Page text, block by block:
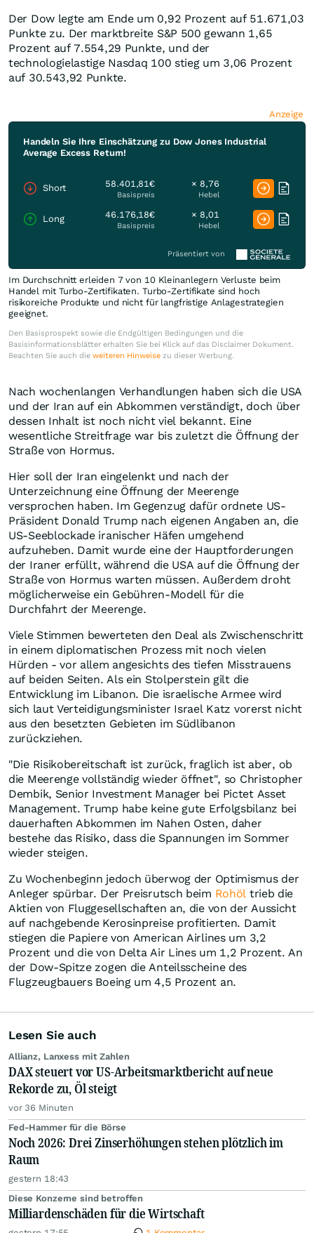
Der Dow legte am Ende um 0,92 Prozent auf 51.671,03
Punkte zu. Der marktbreite S&P 500 gewann 1,65
Prozent auf 7.554,29 Punkte, und der
technologielastige Nasdaq 100 stieg um 3,06 Prozent
auf 30.543,92 Punkte.
Anzeige
Handeln Sie Ihre Einschätzung zu Dow Jones Industrial
Average Excess Return!
Short 58.401,81€
Basispreis
× 8,76
Hebel
Long 46.176,18€
Basispreis
× 8,01
Hebel
Präsentiert von
Im Durchschnitt erleiden 7 von 10 Kleinanlegern Verluste beim
Handel mit Turbo-Zertifikaten. Turbo-Zertifikate sind hoch
risikoreiche Produkte und nicht für langfristige Anlagestrategien
geeignet.
Den Basisprospekt sowie die Endgültigen Bedingungen und die
Basisinformationsblätter erhalten Sie bei Klick auf das Disclaimer Dokument.
Beachten Sie auch die weiteren Hinweise zu dieser Werbung.
Nach wochenlangen Verhandlungen haben sich die USA
und der Iran auf ein Abkommen verständigt, doch über
dessen Inhalt ist noch nicht viel bekannt. Eine
wesentliche Streitfrage war bis zuletzt die Öffnung der
Straße von Hormus.
Hier soll der Iran eingelenkt und nach der
Unterzeichnung eine Öffnung der Meerenge
versprochen haben. Im Gegenzug dafür ordnete US-
Präsident Donald Trump nach eigenen Angaben an, die
US-Seeblockade iranischer Häfen umgehend
aufzuheben. Damit wurde eine der Hauptforderungen
der Iraner erfüllt, während die USA auf die Öffnung der
Straße von Hormus warten müssen. Außerdem droht
möglicherweise ein Gebühren-Modell für die
Durchfahrt der Meerenge.
Viele Stimmen bewerteten den Deal als Zwischenschritt
in einem diplomatischen Prozess mit noch vielen
Hürden - vor allem angesichts des tiefen Misstrauens
auf beiden Seiten. Als ein Stolperstein gilt die
Entwicklung im Libanon. Die israelische Armee wird
sich laut Verteidigungsminister Israel Katz vorerst nicht
aus den besetzten Gebieten im Südlibanon
zurückziehen.
"Die Risikobereitschaft ist zurück, fraglich ist aber, ob
die Meerenge vollständig wieder öffnet", so Christopher
Dembik, Senior Investment Manager bei Pictet Asset
Management. Trump habe keine gute Erfolgsbilanz bei
dauerhaften Abkommen im Nahen Osten, daher
bestehe das Risiko, dass die Spannungen im Sommer
wieder steigen.
Zu Wochenbeginn jedoch überwog der Optimismus der
Anleger spürbar. Der Preisrutsch beim Rohöl trieb die
Aktien von Fluggesellschaften an, die von der Aussicht
auf nachgebende Kerosinpreise profitierten. Damit
stiegen die Papiere von American Airlines um 3,2
Prozent und die von Delta Air Lines um 1,2 Prozent. An
der Dow-Spitze zogen die Anteilsscheine des
Flugzeugbauers Boeing um 4,5 Prozent an.
Lesen Sie auch
Allianz, Lanxess mit Zahlen
DAX steuert vor US-Arbeitsmarktbericht auf neue
Rekorde zu, Öl steigt
vor 36 Minuten
Fed-Hammer für die Börse
Noch 2026: Drei Zinserhöhungen stehen plötzlich im
Raum
gestern 18:43
Diese Konzerne sind betroffen
Milliardenschäden für die Wirtschaft